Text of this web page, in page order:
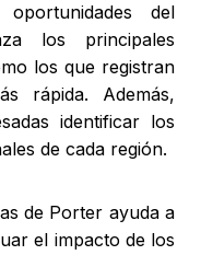
del
los principales
los que registran
rápida. Además,
identificar los
de cada región.
de Porter ayuda a
el impacto de los